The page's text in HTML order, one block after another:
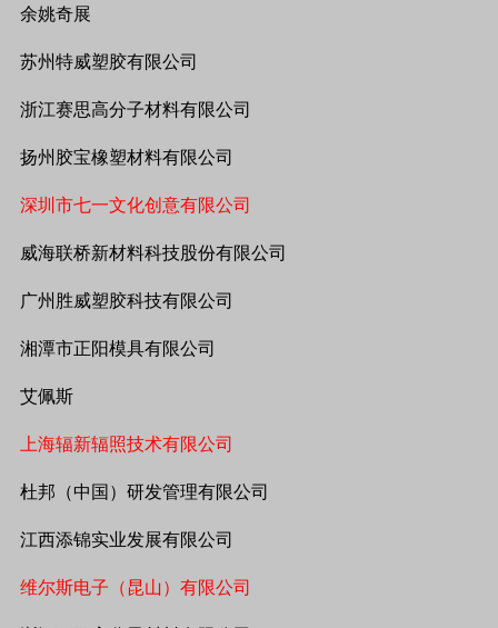
余姚奇展
苏州特威塑胶有限公司
浙江赛思高分子材料有限公司
扬州胶宝橡塑材料有限公司
深圳市七一文化创意有限公司
威海联桥新材料科技股份有限公司
广州胜威塑胶科技有限公司
湘潭市正阳模具有限公司
艾佩斯
上海辐新辐照技术有限公司
杜邦（中国）研发管理有限公司
江西添锦实业发展有限公司
维尔斯电子（昆山）有限公司